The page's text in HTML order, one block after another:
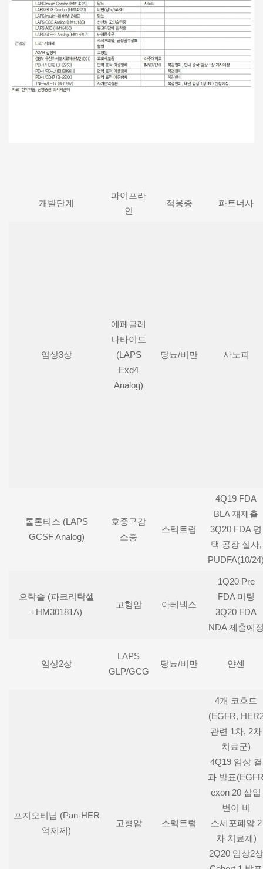
개발단계
파이프라
인
적응증 파트너사
임상3상
에페글레
나타이드
(LAPS
Exd4
Analog)
당뇨/비만 사노피
롤론티스 (LAPS
GCSF Analog)
호중구감
소증
스펙트럼
4Q19 FDA
BLA 재제출
3Q20 FDA 평
택 공장 실사,
PUDFA(10/
오락솔 (파크리탁셀
+HM30181A)
고형암 아테넥스
1Q20 Pre
FDA 미팅
3Q20 FDA
NDA 제출예
임상2상
LAPS
GLP/GCG
당뇨/비만 얀센
포지오티닙 (Pan-HER
억제제)
고형암 스펙트럼
4개 코호트
(EGFR,
관련 1차, 2차
치료군)
4Q19 임상 결
과 발표
exon 20 삽입
변이 비
소세포폐암 2
차 치료제)
2Q20 임상2상